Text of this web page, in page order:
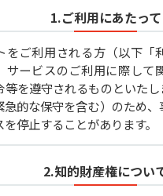
1.ご利用にあたって
をご利用される方（以下「
サービスのご利用に際して
等を遵守されるものといた
急的な保守を含む）のため
停止することがあります。
2.知的財産権につい